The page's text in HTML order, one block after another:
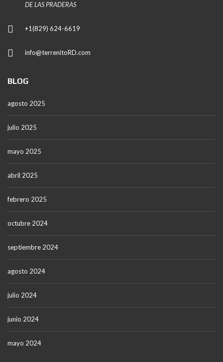
DE LAS PRADERAS
+1(829) 624-6619
info@terrenitoRD.com
BLOG
agosto 2025
julio 2025
mayo 2025
abril 2025
febrero 2025
octubre 2024
septiembre 2024
agosto 2024
julio 2024
junio 2024
mayo 2024